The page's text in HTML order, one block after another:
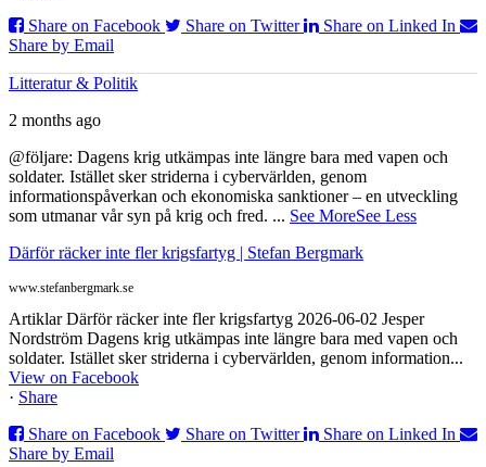
Share on Facebook
Share on Twitter
Share on Linked In
Share by Email
Litteratur & Politik
2 months ago
@följare: Dagens krig utkämpas inte längre bara med vapen och
soldater. Istället sker striderna i cybervärlden, genom
informationspåverkan och ekonomiska sanktioner – en utveckling
som utmanar vår syn på krig och fred. ... See MoreSee Less
Därför räcker inte fler krigsfartyg | Stefan Bergmark
www.stefanbergmark.se
Artiklar Därför räcker inte fler krigsfartyg 2026-06-02 Jesper
Nordström Dagens krig utkämpas inte längre bara med vapen och
soldater. Istället sker striderna i cybervärlden, genom information...
View on Facebook
· Share
Share on Facebook
Share on Twitter
Share on Linked In
Share by Email